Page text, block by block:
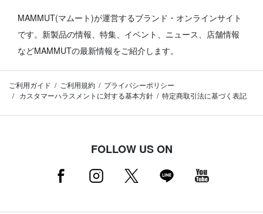
MAMMUT(マムート)が運営するブランド・オンラインサイト
です。 新製品の情報、特集、イベント、ニュース、店舗情報
などMAMMUTの最新情報をご紹介します。
ご利用ガイド ご利用規約
プライバシーポリシー
カスタマーハラスメントに対する基本方針
特定商取引法に基づく表記
FOLLOW US ON